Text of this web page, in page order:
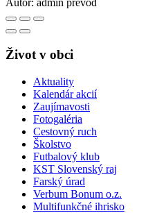
Autor: admin prevod
Život v obci
Aktuality
Kalendár akcií
Zaujímavosti
Fotogaléria
Cestovný ruch
Školstvo
Futbalový klub
KST Slovenský raj
Farský úrad
Verbum Bonum o.z.
Multifunkčné ihrisko